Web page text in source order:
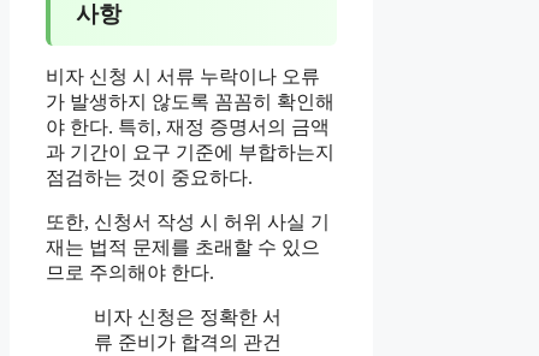
사항
비자 신청 시 서류 누락이나 오류
가 발생하지 않도록 꼼꼼히 확인해
야 한다. 특히, 재정 증명서의 금액
과 기간이 요구 기준에 부합하는지
점검하는 것이 중요하다.
또한, 신청서 작성 시 허위 사실 기
재는 법적 문제를 초래할 수 있으
므로 주의해야 한다.
비자 신청은 정확한 서
류 준비가 합격의 관건